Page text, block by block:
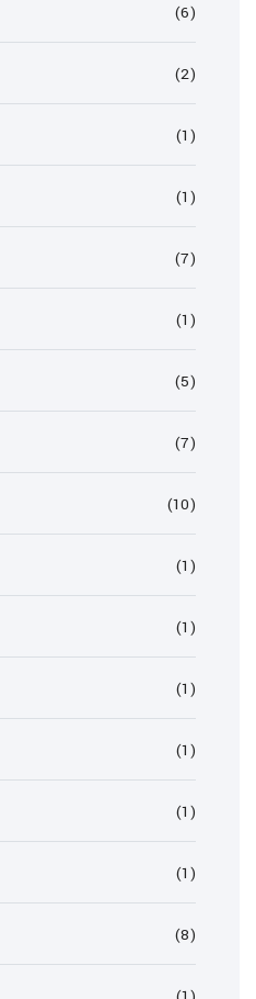
(6)
(2)
(1)
(1)
(7)
(1)
(5)
(7)
(10)
(1)
(1)
(1)
(1)
(1)
(1)
(8)